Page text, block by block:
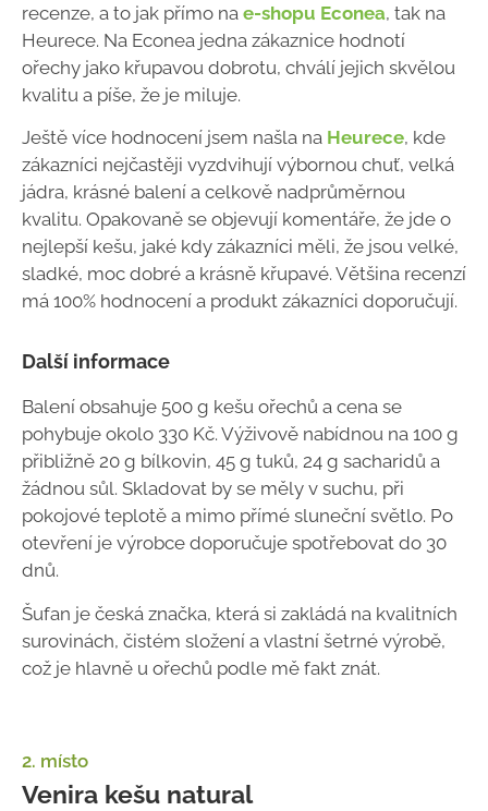
recenze, a to jak přímo na e-shopu Econea, tak na
Heurece. Na Econea jedna zákaznice hodnotí
ořechy jako křupavou dobrotu, chválí jejich skvělou
kvalitu a píše, že je miluje.
Ještě více hodnocení jsem našla na Heurece, kde
zákazníci nejčastěji vyzdvihují výbornou chuť, velká
jádra, krásné balení a celkově nadprůměrnou
kvalitu. Opakovaně se objevují komentáře, že jde o
nejlepší kešu, jaké kdy zákazníci měli, že jsou velké,
sladké, moc dobré a krásně křupavé. Většina recenzí
má 100% hodnocení a produkt zákazníci doporučují.
Další informace
Balení obsahuje 500 g kešu ořechů a cena se
pohybuje okolo 330 Kč. Výživově nabídnou na 100 g
přibližně 20 g bílkovin, 45 g tuků, 24 g sacharidů a
žádnou sůl. Skladovat by se měly v suchu, při
pokojové teplotě a mimo přímé sluneční světlo. Po
otevření je výrobce doporučuje spotřebovat do 30
dnů.
Šufan je česká značka, která si zakládá na kvalitních
surovinách, čistém složení a vlastní šetrné výrobě,
což je hlavně u ořechů podle mě fakt znát.
2. místo
Venira kešu natural